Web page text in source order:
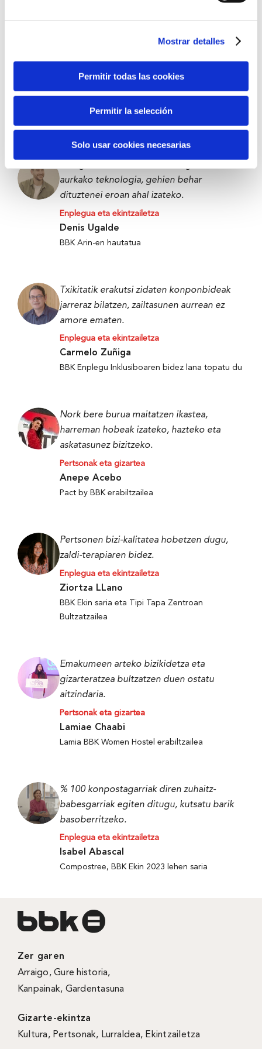
Mostrar detalles
Permitir todas las cookies
Permitir la selección
Solo usar cookies necesarias
aurkako teknologia, gehien behar
dituztenei eroan ahal izateko.
Enplegua eta ekintzailetza
Denis Ugalde
BBK Arin-en hautatua
Txikitatik erakutsi zidaten konponbideak
jarreraz bilatzen, zailtasunen aurrean ez
amore ematen.
Enplegua eta ekintzailetza
Carmelo Zuñiga
BBK Enplegu Inklusiboaren bidez lana topatu du
Nork bere burua maitatzen ikastea,
harreman hobeak izateko, hazteko eta
askatasunez bizitzeko.
Pertsonak eta gizartea
Anepe Acebo
Pact by BBK erabiltzailea
Pertsonen bizi-kalitatea hobetzen dugu,
zaldi-terapiaren bidez.
Enplegua eta ekintzailetza
Ziortza LLano
BBK Ekin saria eta Tipi Tapa Zentroan
Bultzatzailea
Emakumeen arteko bizikidetza eta
gizarteratzea bultzatzen duen ostatu
aitzindaria.
Pertsonak eta gizartea
Lamiae Chaabi
Lamia BBK Women Hostel erabiltzailea
% 100 konpostagarriak diren zuhaitz-
babesgarriak egiten ditugu, kutsatu barik
basoberritzeko.
Enplegua eta ekintzailetza
Isabel Abascal
Compostree, BBK Ekin 2023 lehen saria
Zer garen
Arraigo,Gure historia,
Kanpainak, Gardentasuna
Gizarte-ekintza
Kultura, Pertsonak, Lurraldea, Ekintzailetza